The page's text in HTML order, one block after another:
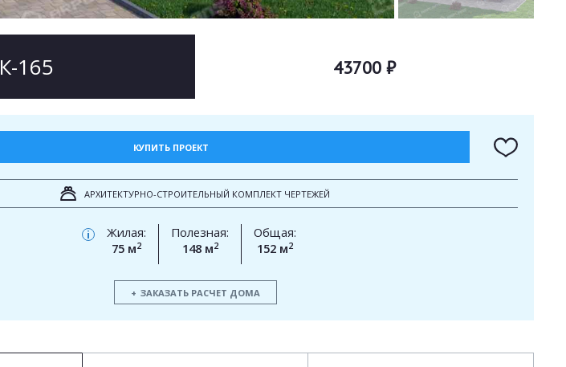
К-165 43700 ₽
КУПИТЬ ПРОЕКТ
АРХИТЕКТУРНО-СТРОИТЕЛЬНЫЙ КОМПЛЕКТ ЧЕРТЕЖЕЙ
i
Жилая:
75 м2
Полезная:
148 м2
Общая:
152 м2
ЗАКАЗАТЬ РАСЧЕТ ДОМА